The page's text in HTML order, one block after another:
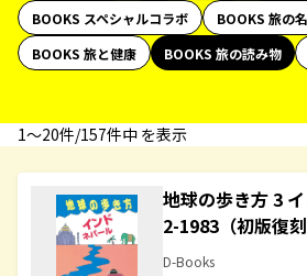
BOOKS スペシャルコラボ
BOOKS 旅の
BOOKS 旅と健康
BOOKS 旅の読み物
1〜20件/157件中 を表示
地球の歩き方 3
2-1983（初版復刻
D-Books